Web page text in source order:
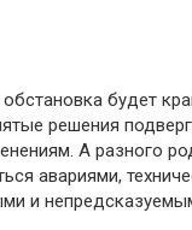
будет
решения
А разного
авариями,
и